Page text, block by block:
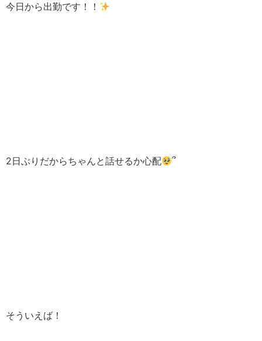
今日から出勤です！！
2日ぶりだからちゃんと話せるか心配 ՞
そういえば！